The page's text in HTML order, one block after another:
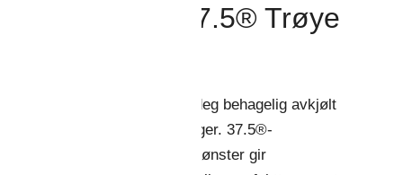
AllroundWork, 37.5® Trøye
denne trøyen for å holde deg behagelig avkjølt
varme og intense arbeidsdager. 37.5®-
med vaffelmønster gir